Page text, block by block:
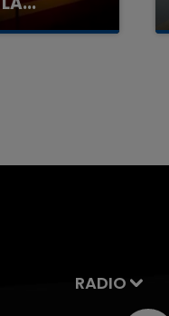
après avoir
RADIO